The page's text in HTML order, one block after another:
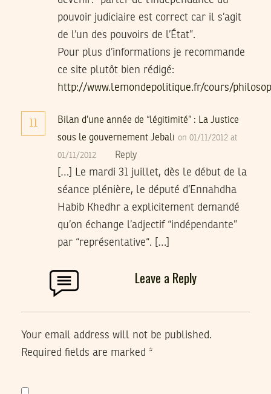
pouvoir judiciaire est correct car il s’agit
de l’un des pouvoirs de l’État”.
Pour plus d’informations je recommande
ce site plutôt bien rédigé:
http://www.lemondepolitique.fr/cours/
11
Bilan d’une année de “légitimité” : La Justice
sous le gouvernement Jebali on 01/11/2012 at
01/11/2012 Reply
[…] Le mardi 31 juillet, dès le début de la
séance plénière, le député d’Ennahdha
Habib Khedhr a explicitement demandé
qu’on échange l’adjectif “indépendante”
par “représentative“. […]
Leave a Reply
Your email address will not be published.
Required fields are marked *